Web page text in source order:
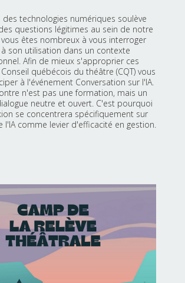
des technologies numériques soulève
questions légitimes au sein de notre
êtes nombreux à vous interroger
son utilisation dans un contexte
Afin de mieux s'approprier ces
québécois du théâtre (CQT) vous
à l'événement Conversation sur l'IA.
n'est pas une formation, mais un
neutre et ouvert. C'est pourquoi
se concentrera spécifiquement sur
l'IA comme levier d'efficacité en gestion.